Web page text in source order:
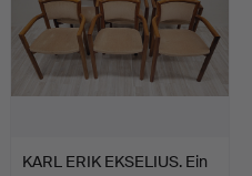
KARL ERIK EKSELIUS. Ein